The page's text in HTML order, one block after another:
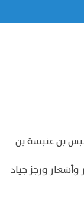
بن عنبسة بن
وأشعار ورجز جياد